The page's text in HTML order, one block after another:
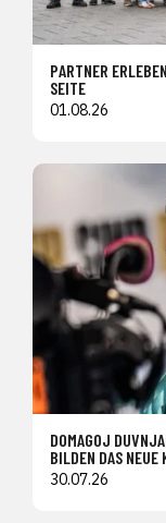
PARTNER
SEITE
01.08.26
DOMAGOJ
BILDEN DAS
30.07.26